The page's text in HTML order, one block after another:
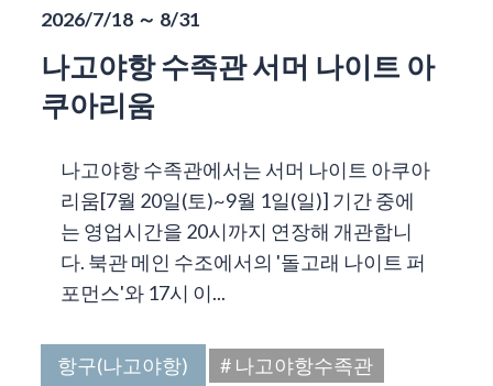
2026/7/18 ～ 8/31
나고야항 수족관 서머 나이트 아
쿠아리움
나고야항 수족관에서는 서머 나이트 아쿠아
리움[7월 20일(토)~9월 1일(일)] 기간 중에
는 영업시간을 20시까지 연장해 개관합니
다. 북관 메인 수조에서의 '돌고래 나이트 퍼
포먼스'와 17시 이...
항구(나고야항)
# 나고야항수족관